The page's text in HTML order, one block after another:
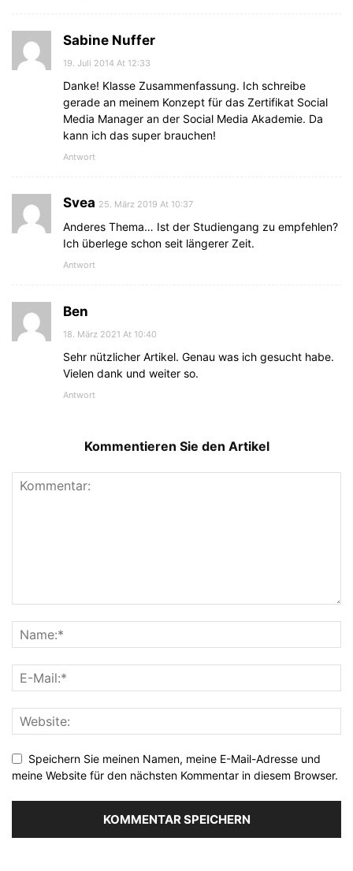
Sabine Nuffer
19. Juli 2014 At 12:33
Danke! Klasse Zusammenfassung. Ich schreibe
gerade an meinem Konzept für das Zertifikat Social
Media Manager an der Social Media Akademie. Da
kann ich das super brauchen!
Antwort
Svea 25. März 2019 At 10:37
Anderes Thema… Ist der Studiengang zu empfehlen?
Ich überlege schon seit längerer Zeit.
Antwort
Ben
18. März 2021 At 10:40
Sehr nützlicher Artikel. Genau was ich gesucht habe.
Vielen dank und weiter so.
Antwort
Kommentieren Sie den Artikel
Speichern Sie meinen Namen, meine E-Mail-Adresse und
meine Website für den nächsten Kommentar in diesem Browser.